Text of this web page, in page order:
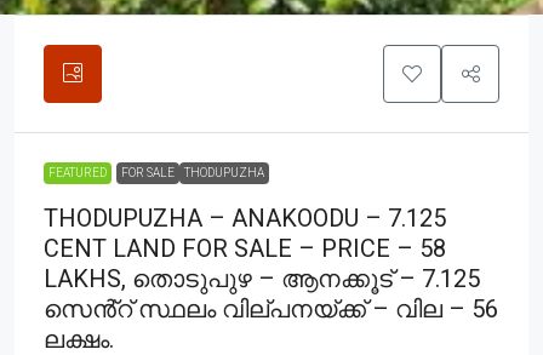
FEATURED FOR SALE THODUPUZHA
THODUPUZHA – ANAKOODU – 7.125
CENT LAND FOR SALE – PRICE – 58
LAKHS, തൊടുപുഴ – ആനക്കൂട് – 7.125
സെൻ്റ് സ്ഥലം വില്പനയ്ക്ക് – വില – 56
ലക്ഷം.